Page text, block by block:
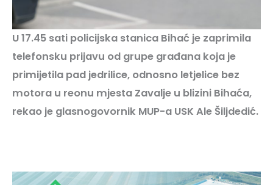
U 17.45 sati policijska stanica Bihać je zaprimila
telefonsku prijavu od grupe građana koja je
primijetila pad jedrilice, odnosno letjelice bez
motora u reonu mjesta Zavalje u blizini Bihaća,
rekao je glasnogovornik MUP-a USK Ale Šiljdedić.